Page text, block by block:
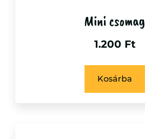
Mini csomag
1.200 Ft
Kosárba